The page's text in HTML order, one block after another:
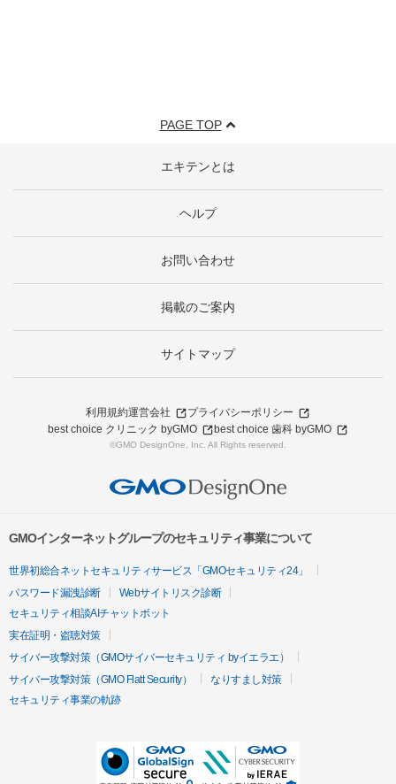
PAGE TOP
エキテンとは
ヘルプ
お問い合わせ
掲載のご案内
サイトマップ
利用規約運営会社
プライバシーポリシー
best choice クリニック byGMO
best choice 歯科 byGMO
©GMO DesignOne, Inc. All Rights reserved.
GMOインターネットグループのセキュリティ事業について
世界初総合ネットセキュリティサービス「GMOセキュリティ24」
パスワード漏洩診断
Webサイトリスク診断
セキュリティ相談AIチャットボット
実在証明・盗聴対策
サイバー攻撃対策（GMOサイバーセキュリティ byイエラエ）
サイバー攻撃対策（GMO Flatt Security）
なりすまし対策
セキュリティ事業の軌跡